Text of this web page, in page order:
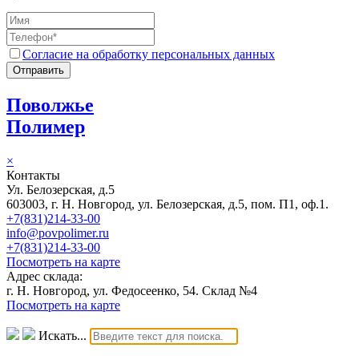
Согласие на обработку персональных данных
Отправить
Поволжье
Полимер
×
Контакты
Ул. Белозерская, д.5
603003, г. Н. Новгород, ул. Белозерская, д.5, пом. П1, оф.1.
+7(831)214-33-00
info@povpolimer.ru
+7(831)214-33-00
Посмотреть на карте
Адрес склада:
г. Н. Новгород, ул. Федосеенко, 54. Склад №4
Посмотреть на карте
Искать...